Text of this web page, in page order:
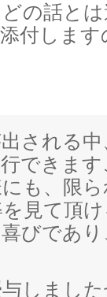
の話と
付しま
される
できま
も、限
見て頂
びであ
しまし